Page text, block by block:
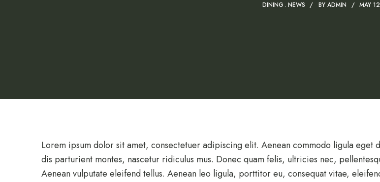
DINING NEWS BY ADMIN MAY
Lorem ipsum dolor sit amet, consectetuer adipiscing elit. Aenean commodo ligula eget
dis parturient montes, nascetur ridiculus mus. Donec quam felis, ultricies nec,
Aenean vulputate eleifend tellus. Aenean leo ligula, porttitor eu, consequat vitae,